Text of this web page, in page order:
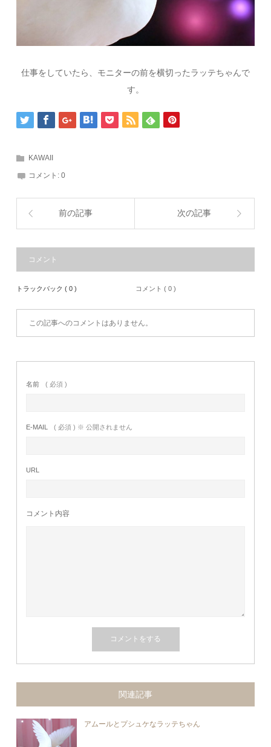
仕事をしていたら、モニターの前を横切ったラッテちゃんで
す。
KAWAII
コメント:0
前の記事 次の記事
コメント
トラックバック ( 0 ) コメント ( 0 )
この記事へのコメントはありません。
名前 ( 必須 )
E-MAIL ( 必須 ) ※ 公開されません
URL
コメント内容
関連記事
アムールとプシュケなラッテちゃん